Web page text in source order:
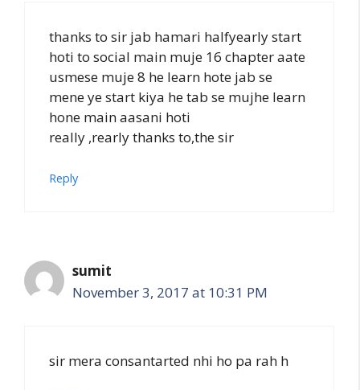
thanks to sir jab hamari halfyearly start
hoti to social main muje 16 chapter aate
usmese muje 8 he learn hote jab se
mene ye start kiya he tab se mujhe learn
hone main aasani hoti
really ,rearly thanks to,the sir
Reply
sumit
November 3, 2017 at 10:31 PM
sir mera consantarted nhi ho pa rah h